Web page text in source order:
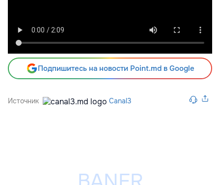
Подпишитесь на новости Point.md в Google
Источник Canal3